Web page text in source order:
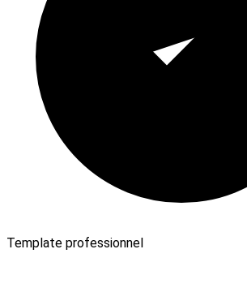
Template professionnel